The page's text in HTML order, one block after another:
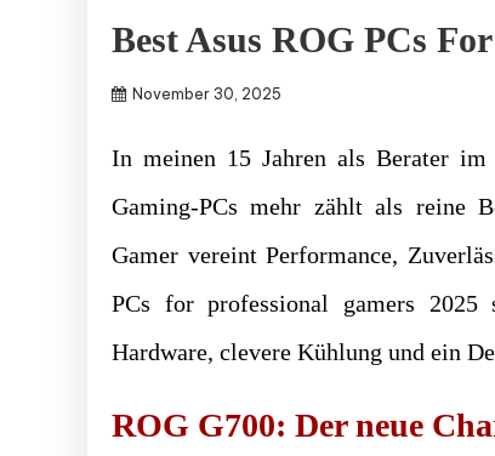
Best Asus ROG PCs
November 30, 2025
In meinen 15 Jahren als Berater
Gaming-PCs mehr zählt als reine
Gamer vereint Performance,
PCs for professional gamers
Hardware, clevere Kühlung und ein
ROG G700: Der neue